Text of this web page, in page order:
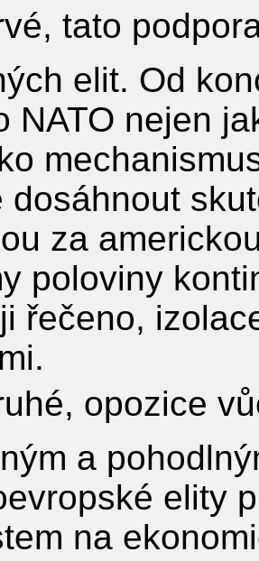
tato
elit. Od
NATO nejen
dosáhnout
za
poloviny
řečeno,
opozice
a
elity
na